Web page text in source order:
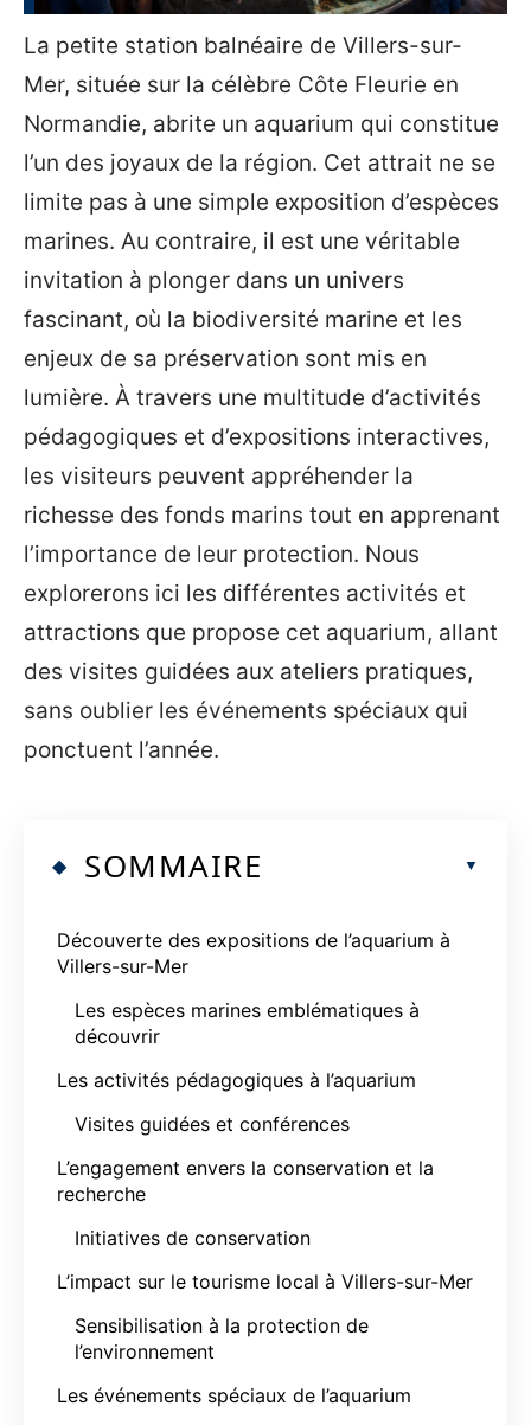
La petite station balnéaire de Villers-sur-
Mer, située sur la célèbre Côte Fleurie en
Normandie, abrite un aquarium qui constitue
l’un des joyaux de la région. Cet attrait ne se
limite pas à une simple exposition d’espèces
marines. Au contraire, il est une véritable
invitation à plonger dans un univers
fascinant, où la biodiversité marine et les
enjeux de sa préservation sont mis en
lumière. À travers une multitude d’activités
pédagogiques et d’expositions interactives,
les visiteurs peuvent appréhender la
richesse des fonds marins tout en apprenant
l’importance de leur protection. Nous
explorerons ici les différentes activités et
attractions que propose cet aquarium, allant
des visites guidées aux ateliers pratiques,
sans oublier les événements spéciaux qui
ponctuent l’année.
SOMMAIRE
Découverte des expositions de l’aquarium à
Villers-sur-Mer
Les espèces marines emblématiques à
découvrir
Les activités pédagogiques à l’aquarium
Visites guidées et conférences
L’engagement envers la conservation et la
recherche
Initiatives de conservation
L’impact sur le tourisme local à Villers-sur-Mer
Sensibilisation à la protection de
l’environnement
Les événements spéciaux de l’aquarium